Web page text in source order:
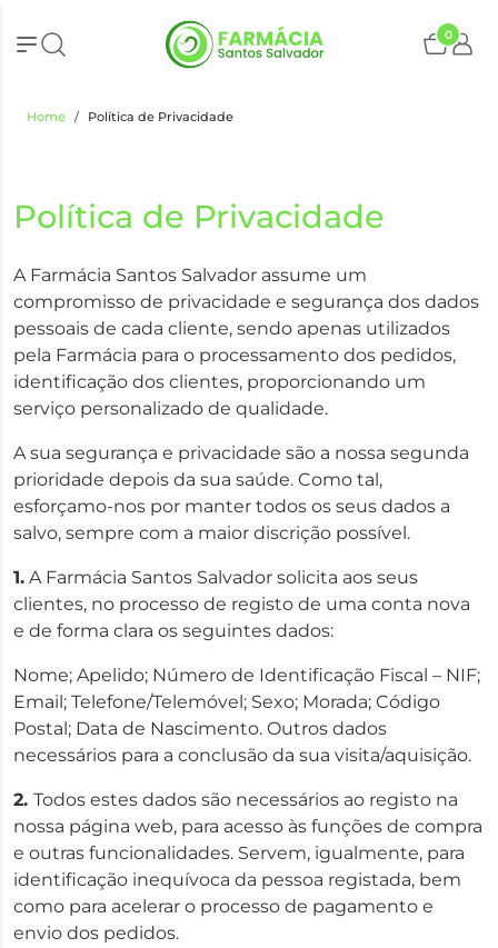
0
Home Política de Privacidade
Política de Privacidade
A Farmácia Santos Salvador assume um
compromisso de privacidade e segurança dos dados
pessoais de cada cliente, sendo apenas utilizados
pela Farmácia para o processamento dos pedidos,
identificação dos clientes, proporcionando um
serviço personalizado de qualidade.
A sua segurança e privacidade são a nossa segunda
prioridade depois da sua saúde. Como tal,
esforçamo-nos por manter todos os seus dados a
salvo, sempre com a maior discrição possível.
1. A Farmácia Santos Salvador solicita aos seus
clientes, no processo de registo de uma conta nova
e de forma clara os seguintes dados:
Nome; Apelido; Número de Identificação Fiscal – NIF;
Email; Telefone/Telemóvel; Sexo; Morada; Código
Postal; Data de Nascimento. Outros dados
necessários para a conclusão da sua visita/aquisição.
2. Todos estes dados são necessários ao registo na
nossa página web, para acesso às funções de compra
e outras funcionalidades. Servem, igualmente, para
identificação inequívoca da pessoa registada, bem
como para acelerar o processo de pagamento e
envio dos pedidos.